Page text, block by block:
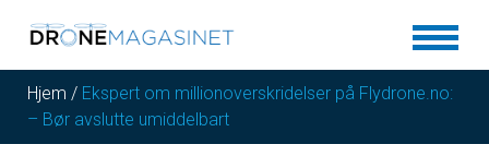
Hjem / Ekspert om millionoverskridelser på Flydrone.no:
– Bør avslutte umiddelbart